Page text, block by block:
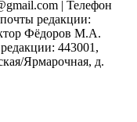
| Телефон
редакции:
Фёдоров М.А.
443001,
Ярмарочная, д.